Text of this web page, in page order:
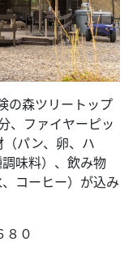
の森ツリートップ
、ファイヤーピッ
パン、卵、ハ
味料）、飲み物
コーヒー）が込み
８０